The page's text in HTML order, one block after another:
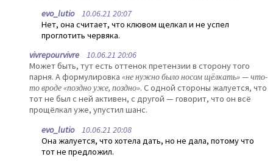
evo_lutio10.06.21 20:07
Нет, она считает, что клювом щелкал и не успел
проглотить червяка.
vivrepourvivre 10.06.21 20:06
Может быть, тут есть оттенок претензии в сторону того
парня. А формулировка «не нужно было носом щёлкать» — что-
то вроде «поздно уже, поздно». С одной стороны жалуется, что
тот не был с ней активен, с другой — говорит, что он всё
прощёлкал уже, упустил шанс.
evo_lutio10.06.21 20:08
Она жалуется, что хотела дать, но не дала, потому что
тот не предложил.